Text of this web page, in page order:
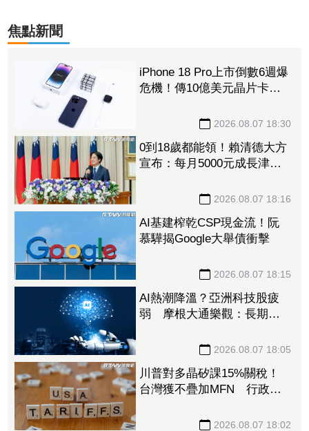
焦點新聞
iPhone 18 Pro上市倒數6週爆
危機！傳10億美元晶片卡封
2026.08.07 18:30
0到18歲都能領！賴清德大方
宣布：每月5000元成長津
2026.08.07 18:16
AI基建榨乾CSP現金流！阮
慕驊揭Google大舉債衝擊
2026.08.07 18:15
AI熱潮降溫？亞洲科技股疲
弱 摩根大通樂觀：長期投
2026.08.07 18:05
川普對多晶矽課15%關稅！
台灣獲不疊加MFN 行政
2026.08.07 18:02